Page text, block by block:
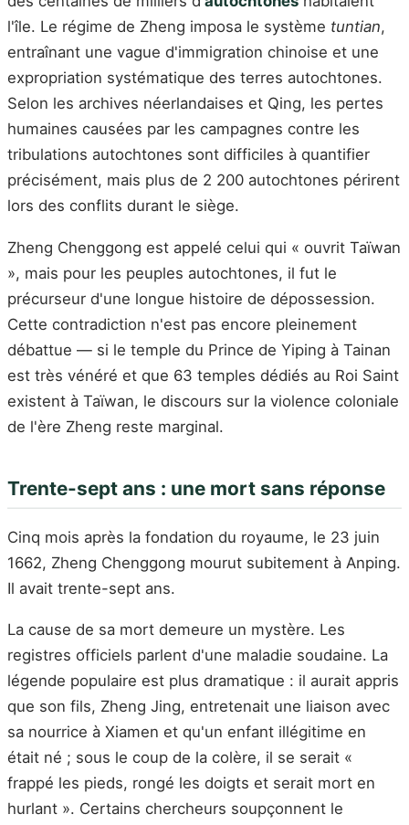
l'île. Le régime de Zheng imposa le système tuntian,
entraînant une vague d'immigration chinoise et une
expropriation systématique des terres autochtones.
Selon les archives néerlandaises et Qing, les pertes
humaines causées par les campagnes contre les
tribulations autochtones sont difficiles à quantifier
précisément, mais plus de 2 200 autochtones périrent
lors des conflits durant le siège.
Zheng Chenggong est appelé celui qui « ouvrit Taïwan
», mais pour les peuples autochtones, il fut le
précurseur d'une longue histoire de dépossession.
Cette contradiction n'est pas encore pleinement
débattue — si le temple du Prince de Yiping à Tainan
est très vénéré et que 63 temples dédiés au Roi Saint
existent à Taïwan, le discours sur la violence coloniale
de l'ère Zheng reste marginal.
Trente-sept ans : une mort sans réponse
Cinq mois après la fondation du royaume, le 23 juin
1662, Zheng Chenggong mourut subitement à Anping.
Il avait trente-sept ans.
La cause de sa mort demeure un mystère. Les
registres officiels parlent d'une maladie soudaine. La
légende populaire est plus dramatique : il aurait appris
que son fils, Zheng Jing, entretenait une liaison avec
sa nourrice à Xiamen et qu'un enfant illégitime en
était né ; sous le coup de la colère, il se serait «
frappé les pieds, rongé les doigts et serait mort en
hurlant ». Certains chercheurs soupçonnent le